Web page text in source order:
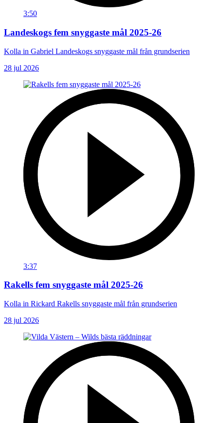
3:50
Landeskogs fem snyggaste mål 2025-26
Kolla in Gabriel Landeskogs snyggaste mål från grundserien
28 jul 2026
3:37
Rakells fem snyggaste mål 2025-26
Kolla in Rickard Rakells snyggaste mål från grundserien
28 jul 2026